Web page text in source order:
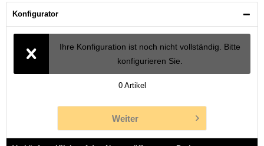
Konfigurator
Ihre Konfiguration ist noch nicht vollständig. Bitte
konfigurieren Sie.
0 Artikel
Weiter